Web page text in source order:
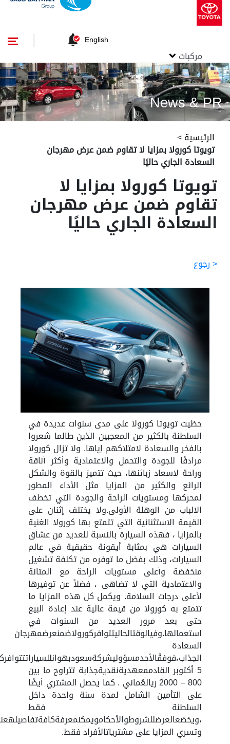
مركبات
English
News & PR
الرئيسية>
تويوتا كورولا بمزايا لا تقاوم ضمن عرض مهرجان
السعادة الجاري حاليًا
تويوتا كورولا بمزايا لا
تقاوم ضمن عرض مهرجان
السعادة الجاري حاليًا
< رجوع
حظيت تويوتا كورولا على مدى سنوات عديدة في
السلطنة بالكثير من المعجبين الذين طالما شعروا
بالفخر والسعادة لامتلاكهم إياها. ولا تزال كورولا
مرادفًا للجودة والتحمل والاعتمادية وأكثر أناقة
وراحة لاسعاد زبائنها، حيث تتميز بالقوة والشكل
الرائع والكثير من المزايا مثل الأداء المطور
لمحركها ومستويات الراحة والجودة التي تخطف
الالباب من الوهلة الأولى.ولا يختلف إثنان على
القيمة الاستثنائية التي تتمتع بها كورولا الغنية
بالمزايا ، فهذه السيارة بالنسبة للعديد من عشاق
السيارات هي بمثابة أيقونة حقيقية في عالم
السيارات، وذلك بفضل ما توفره من تكلفة تشغيل
منخفضة وأعلى مستويات الراحة مع المتانة
والاعتمادية التي لا تضاهى ، فضلاً عن توفيرها
لأعلى درجات السلامة. ويكمل كل هذه المزايا ما
تتمتع به كورولا من قيمة عالية عند إعادة البيع
حتى بعد مرور العديد من السنوات في
استعمالها.وفيالوقتالحاليتتوافركورولاضمنعرضمهرجان
السعادة
5 أكتوبر القادممعهديةنقديةجذابة تتراوح ما بين
800 – 2000 ريالعُماني . كما يحصل المشتري أيضًا
على التأمين الشامل لمدة سنة واحدة داخل
السلطنة فقط
وتسري المزايا على مشترياتالأفراد فقط.